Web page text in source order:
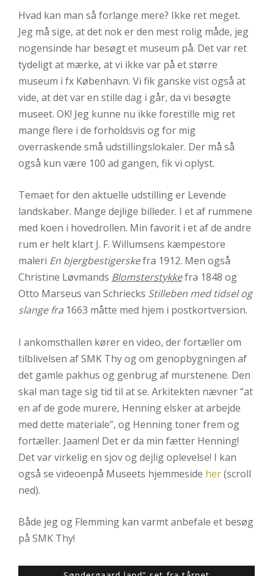
Hvad kan man så forlange mere? Ikke ret meget.
Jeg må sige, at det nok er den mest rolig måde, jeg
nogensinde har besøgt et museum på. Det var ret
tydeligt at mærke, at vi ikke var på et større
museum i fx København. Vi fik ganske vist også at
vide, at det var en stille dag i går, da vi besøgte
museet. OK! Jeg kunne nu ikke forestille mig ret
mange flere i de forholdsvis og for mig
overraskende små udstillingslokaler. Der må så
også kun være 100 ad gangen, fik vi oplyst.
Temaet for den aktuelle udstilling er Levende
landskaber. Mange dejlige billeder. I et af rummene
med koen i hovedrollen. Min favorit i et af de andre
rum er helt klart J. F. Willumsens kæmpestore
maleri En bjergbestigerskefra 1912. Men også
Christine Løvmands Blomsterstykkefra 1848 og
Otto Marseus van Schriecks Stilleben med tidsel og
slange fra 1663 måtte med hjem i postkortversion.
I ankomsthallen kører en video, der fortæller om
tilblivelsen af SMK Thy og om genopbygningen af
det gamle pakhus og genbrug af murstenene. Den
skal man tage sig tid til at se. Arkitekten nævner “at
en af de gode murere, Henning elsker at arbejde
med dette materiale”, og Henning toner frem og
fortæller. Jaamen! Det er da min fætter Henning!
Det var virkelig en sjov og dejlig oplevelse! I kan
også se videoenpå Museets hjemmeside her(scroll
ned).
Både jeg og Flemming kan varmt anbefale et besøg
på SMK Thy!